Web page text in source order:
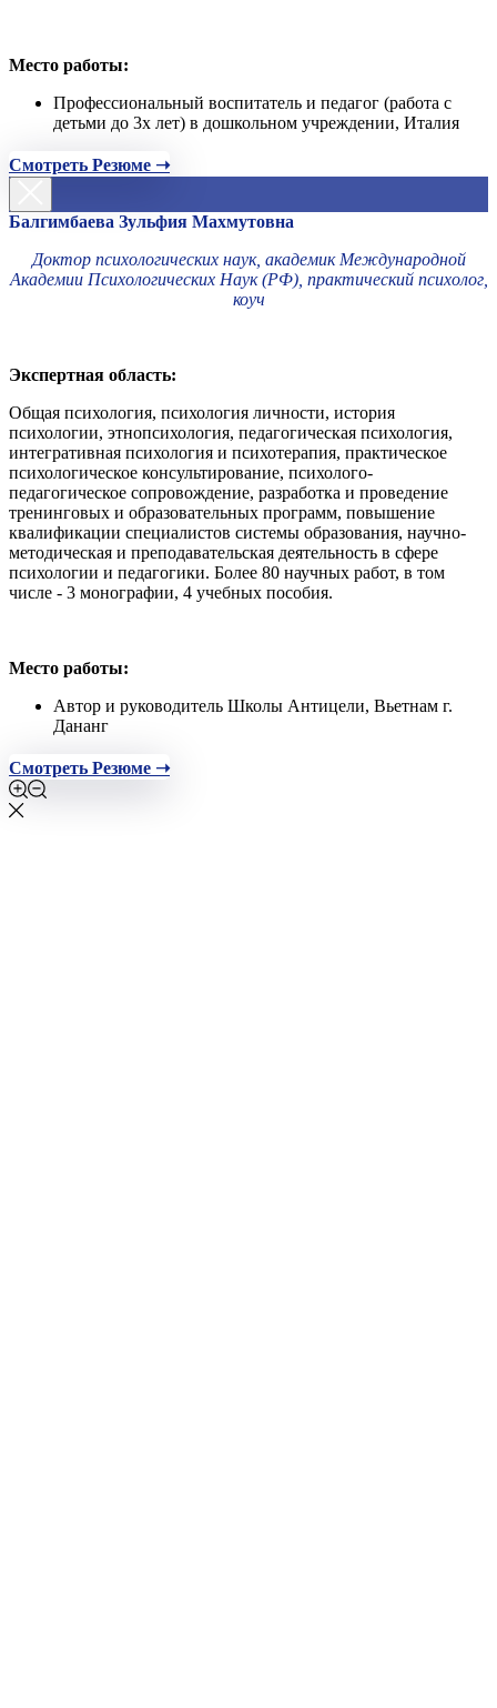
Место работы:
Профессиональный воспитатель и педагог (работа с
детьми до 3х лет) в дошкольном учреждении, Италия
Смотреть Резюме ➝
Балгимбаева Зульфия Махмутовна
Доктор психологических наук, академик Международной
Академии Психологических Наук (РФ), практический психолог,
коуч
Экспертная область:
Общая психология, психология личности, история
психологии, этнопсихология, педагогическая психология,
интегративная психология и психотерапия, практическое
психологическое консультирование, психолого-
педагогическое сопровождение, разработка и проведение
тренинговых и образовательных программ, повышение
квалификации специалистов системы образования, научно-
методическая и преподавательская деятельность в сфере
психологии и педагогики. Более 80 научных работ, в том
числе - 3 монографии, 4 учебных пособия.
Место работы:
Автор и руководитель Школы Антицели, Вьетнам г.
Дананг
Смотреть Резюме ➝